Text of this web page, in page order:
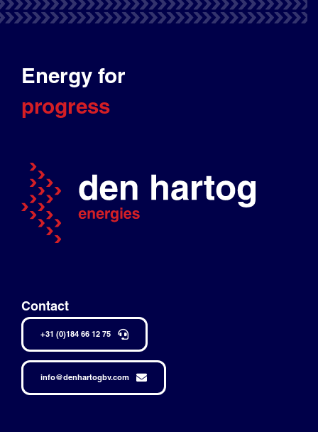
Energy for
progress
Contact
+31 (0)184 66 12 75
info@denhartogbv.com